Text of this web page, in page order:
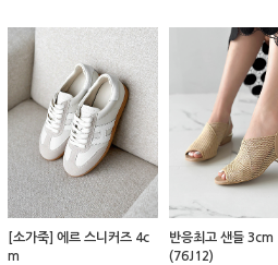
[소가죽] 에르 스니커즈 4c
m
반응최고 샌들 3cm
(76J12)